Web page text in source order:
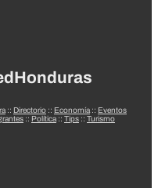
:: Directorio :: Economía:: Eventos
:: Política:: Tips :: Turismo